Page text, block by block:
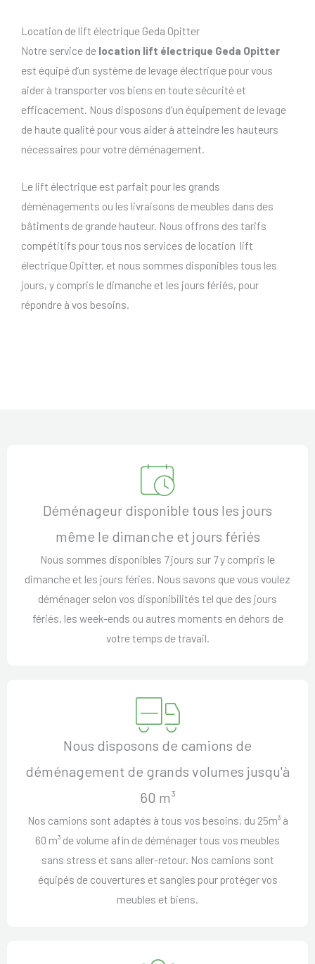
Location de lift électrique Geda Opitter
Notre service de location lift électrique Geda Opitter
est équipé d’un système de levage électrique pour vous
aider à transporter vos biens en toute sécurité et
efficacement. Nous disposons d’un équipement de levage
de haute qualité pour vous aider à atteindre les hauteurs
nécessaires pour votre déménagement.
Le lift électrique est parfait pour les grands
déménagements ou les livraisons de meubles dans des
bâtiments de grande hauteur. Nous offrons des tarifs
compétitifs pour tous nos services de location lift
électrique Opitter, et nous sommes disponibles tous les
jours, y compris le dimanche et les jours fériés, pour
répondre à vos besoins.
Déménageur disponible tous les jours
même le dimanche et jours fériés
Nous sommes disponibles 7 jours sur 7 y compris le
dimanche et les jours féries. Nous savons que vous voulez
déménager selon vos disponibilités tel que des jours
fériés, les week-ends ou autres moments en dehors de
votre temps de travail.
Nous disposons de camions de
déménagement de grands volumes jusqu'à
60 m³
Nos camions sont adaptés à tous vos besoins, du 25m³ à
60 m³ de volume afin de déménager tous vos meubles
sans stress et sans aller-retour. Nos camions sont
équipés de couvertures et sangles pour protéger vos
meubles et biens.